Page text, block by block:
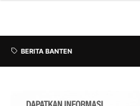
BERITA BANTEN